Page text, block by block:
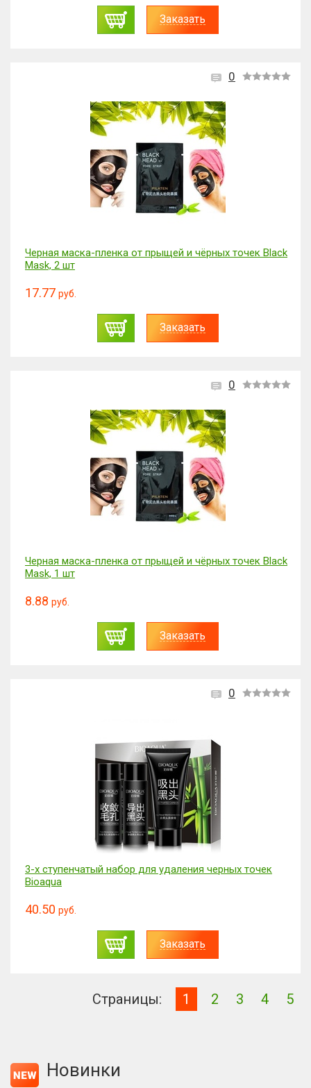
Заказать
0
Черная маска-пленка от прыщей и чёрных точек Black
Mask, 2 шт
17.77 руб.
Заказать
0
Черная маска-пленка от прыщей и чёрных точек Black
Mask, 1 шт
8.88 руб.
Заказать
0
3-х ступенчатый набор для удаления черных точек
Bioaqua
40.50 руб.
Заказать
Страницы: 1 2 3 4 5
Новинки